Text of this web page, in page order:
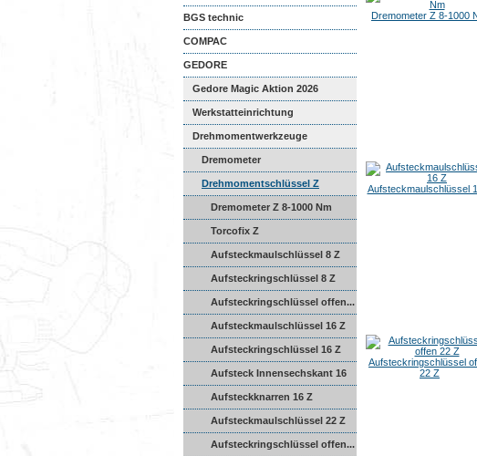
BGS technic
COMPAC
GEDORE
Gedore Magic Aktion 2026
Werkstatteinrichtung
Drehmomentwerkzeuge
Dremometer
Drehmomentschlüssel Z
Dremometer Z 8-1000 Nm
Torcofix Z
Aufsteckmaulschlüssel 8 Z
Aufsteckringschlüssel 8 Z
Aufsteckringschlüssel offen...
Aufsteckmaulschlüssel 16 Z
Aufsteckringschlüssel 16 Z
Aufsteck Innensechskant 16
Aufsteckknarren 16 Z
Aufsteckmaulschlüssel 22 Z
Aufsteckringschlüssel offen...
Dremometer Z 8-1000
Aufsteckmaulschlüssel
Aufsteckringschlüssel
22 Z